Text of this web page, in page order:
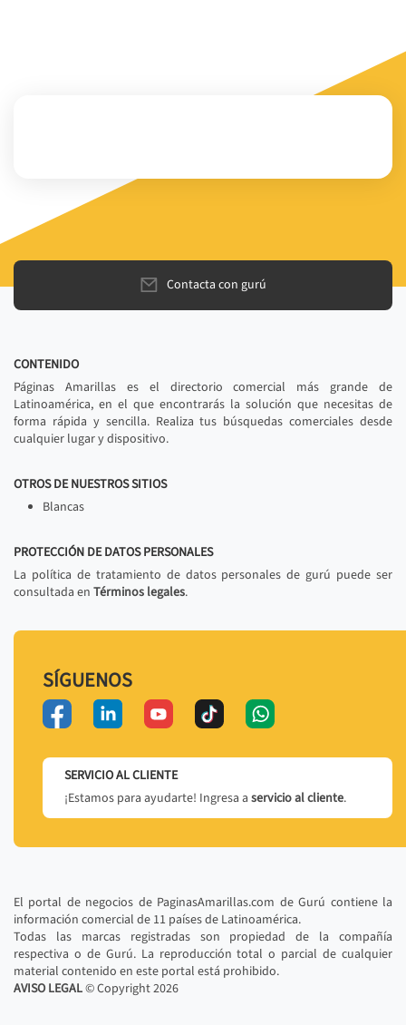
Contacta con gurú
CONTENIDO
Páginas Amarillas es el directorio comercial más grande de
Latinoamérica, en el que encontrarás la solución que necesitas de
forma rápida y sencilla. Realiza tus búsquedas comerciales desde
cualquier lugar y dispositivo.
OTROS DE NUESTROS SITIOS
Blancas
PROTECCIÓN DE DATOS PERSONALES
La política de tratamiento de datos personales de gurú puede ser
consultada en Términos legales.
SÍGUENOS
SERVICIO AL CLIENTE
¡Estamos para ayudarte! Ingresa a servicio al cliente.
El portal de negocios de PaginasAmarillas.com de Gurú contiene la
información comercial de 11 países de Latinoamérica.
Todas las marcas registradas son propiedad de la compañía
respectiva o de Gurú. La reproducción total o parcial de cualquier
material contenido en este portal está prohibido.
AVISO LEGAL© Copyright2026